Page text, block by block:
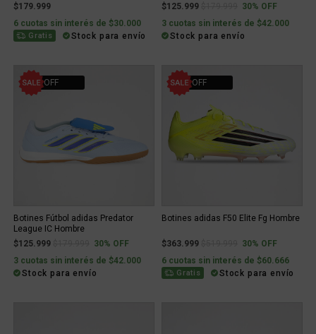
$179.999
6 cuotas sin interés de $30.000
Gratis Stock para envío
$125.999
Price reduced from
to30% OFF
3 cuotas sin interés de $42.000
Stock para envío
30% OFF
Botines Fútbol adidas Predator
League IC Hombre
$125.999
Price reduced from
to30% OFF
3 cuotas sin interés de $42.000
Stock para envío
30% OFF
Botines adidas F50 Elite Fg Hombre
$363.999 Price reduced from
to30% OFF
6 cuotas sin interés de $60.666
Gratis Stock para envío